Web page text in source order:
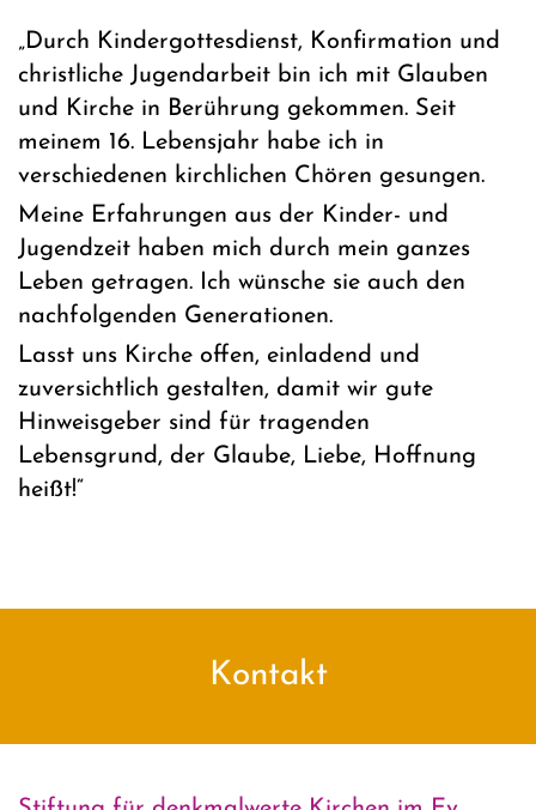
„Durch Kindergottesdienst, Konfirmation und
christliche Jugendarbeit bin ich mit Glauben
und Kirche in Berührung gekommen. Seit
meinem 16. Lebensjahr habe ich in
verschiedenen kirchlichen Chören gesungen.
Meine Erfahrungen aus der Kinder- und
Jugendzeit haben mich durch mein ganzes
Leben getragen. Ich wünsche sie auch den
nachfolgenden Generationen.
Lasst uns Kirche offen, einladend und
zuversichtlich gestalten, damit wir gute
Hinweisgeber sind für tragenden
Lebensgrund, der Glaube, Liebe, Hoffnung
heißt!“
Kontakt